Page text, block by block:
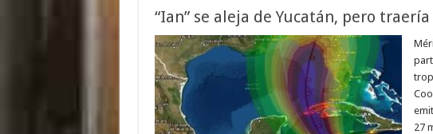
“Ian” se aleja de Yucatán, pero
27